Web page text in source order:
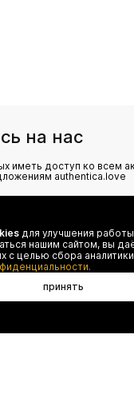
на нас
иметь доступ ко всем
authentica.love
сбор, обработку и
(имя, email, телефон)
рассылок
ознакомлен(а) с
для улучшения
нашим сайтом, вы
с целью сбора
принять